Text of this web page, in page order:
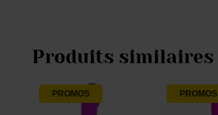
Produits similaires
PROMOS PROMOS